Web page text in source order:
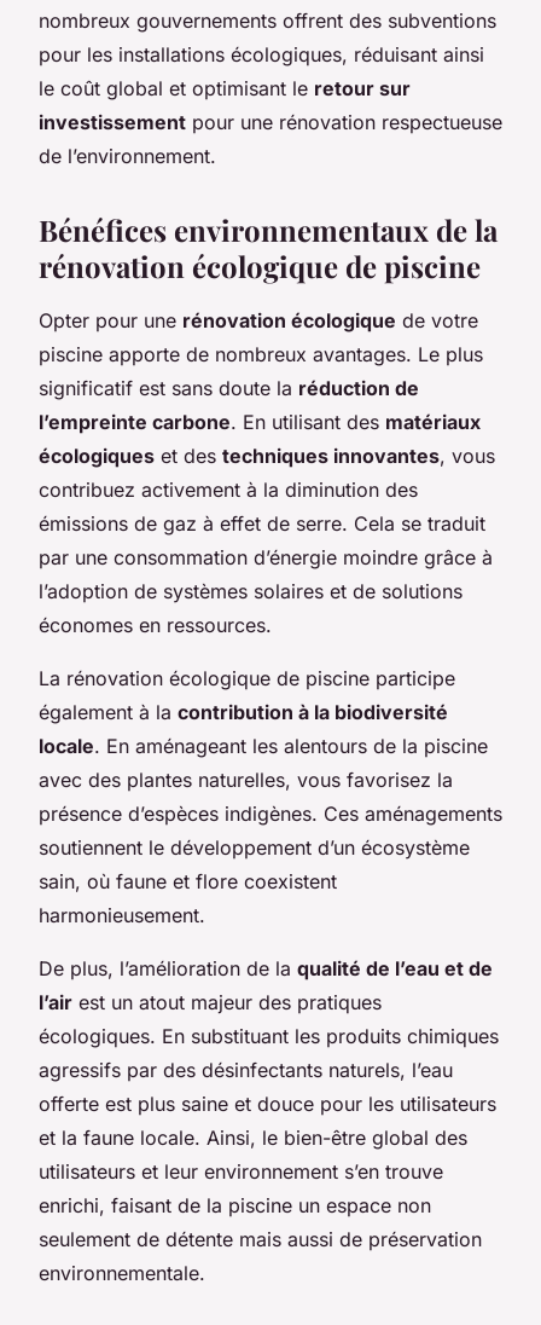
nombreux gouvernements offrent des subventions
pour les installations écologiques, réduisant ainsi
le coût global et optimisant le retour sur
investissement pour une rénovation respectueuse
de l’environnement.
Bénéfices environnementaux de la
rénovation écologique de piscine
Opter pour une rénovation écologique de votre
piscine apporte de nombreux avantages. Le plus
significatif est sans doute la réduction de
l’empreinte carbone. En utilisant des matériaux
écologiques et des techniques innovantes, vous
contribuez activement à la diminution des
émissions de gaz à effet de serre. Cela se traduit
par une consommation d’énergie moindre grâce à
l’adoption de systèmes solaires et de solutions
économes en ressources.
La rénovation écologique de piscine participe
également à la contribution à la biodiversité
locale. En aménageant les alentours de la piscine
avec des plantes naturelles, vous favorisez la
présence d’espèces indigènes. Ces aménagements
soutiennent le développement d’un écosystème
sain, où faune et flore coexistent
harmonieusement.
De plus, l’amélioration de la qualité de l’eau et de
l’air est un atout majeur des pratiques
écologiques. En substituant les produits chimiques
agressifs par des désinfectants naturels, l’eau
offerte est plus saine et douce pour les utilisateurs
et la faune locale. Ainsi, le bien-être global des
utilisateurs et leur environnement s’en trouve
enrichi, faisant de la piscine un espace non
seulement de détente mais aussi de préservation
environnementale.